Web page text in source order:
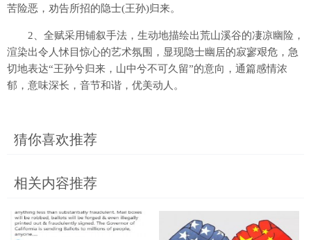
苦险恶，劝告所招的隐士(王孙)归来。
2、全赋采用铺叙手法，生动地描绘出荒山溪谷的凄凉幽险，
渲染出令人怵目惊心的艺术氛围，显现隐士幽居的寂寥艰危，急
切地表达“王孙兮归来，山中兮不可久留”的意向，通篇感情浓
郁，意味深长，音节和谐，优美动人。
猜你喜欢推荐
相关内容推荐